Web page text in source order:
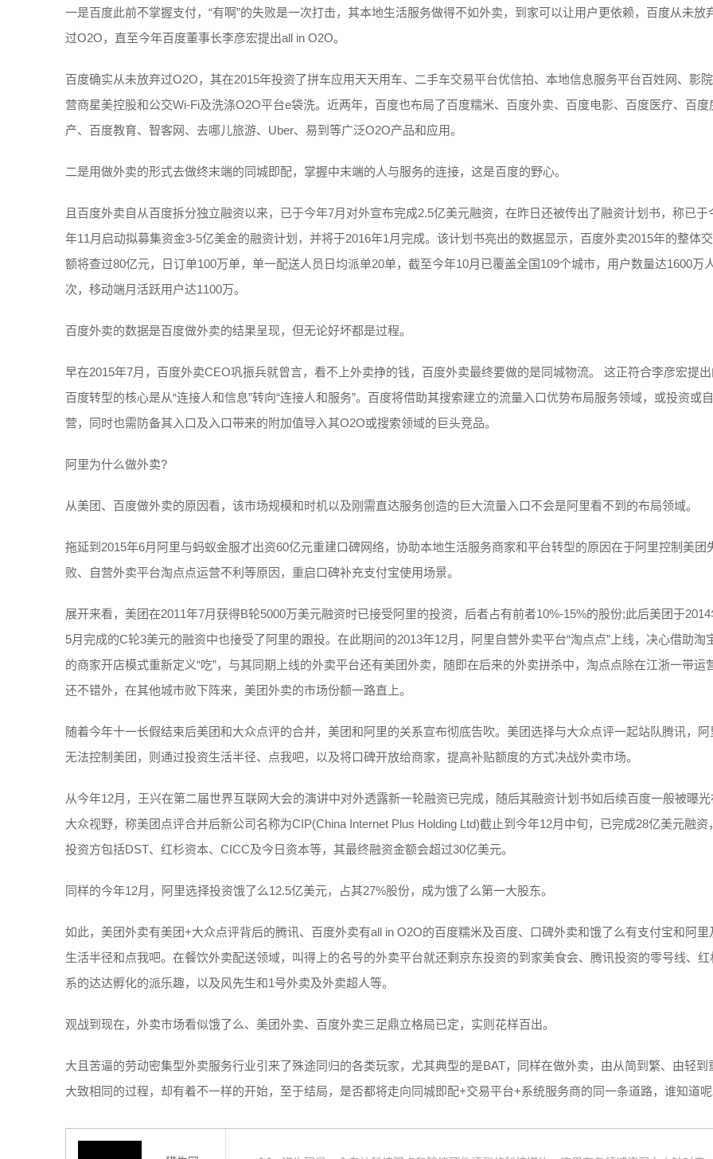
一是百度此前不掌握支付，“有啊”的失败是一次打击，其本地生活服务做得不如外卖，到家可以让用户更依赖，百度从未放
过O2O，直至今年百度董事长李彦宏提出all in O2O。
百度确实从未放弃过O2O，其在2015年投资了拼车应用天天用车、二手车交易平台优信拍、本地信息服务平台百姓网、影
营商星美控股和公交Wi-Fi及洗涤O2O平台e袋洗。近两年，百度也布局了百度糯米、百度外卖、百度电影、百度医疗、百度
产、百度教育、智客网、去哪儿旅游、Uber、易到等广泛O2O产品和应用。
二是用做外卖的形式去做终末端的同城即配，掌握中末端的人与服务的连接，这是百度的野心。
且百度外卖自从百度拆分独立融资以来，已于今年7月对外宣布完成2.5亿美元融资，在昨日还被传出了融资计划书，称已于
年11月启动拟募集资金3-5亿美金的融资计划，并将于2016年1月完成。该计划书亮出的数据显示，百度外卖2015年的整体
额将查过80亿元，日订单100万单，单一配送人员日均派单20单，截至今年10月已覆盖全国109个城市，用户数量达1600万
次，移动端月活跃用户达1100万。
百度外卖的数据是百度做外卖的结果呈现，但无论好坏都是过程。
早在2015年7月，百度外卖CEO巩振兵就曾言，看不上外卖挣的钱，百度外卖最终要做的是同城物流。 这正符合李彦宏提出
百度转型的核心是从“连接人和信息”转向“连接人和服务”。百度将借助其搜索建立的流量入口优势布局服务领域，或投资或自
营，同时也需防备其入口及入口带来的附加值导入其O2O或搜索领域的巨头竞品。
阿里为什么做外卖?
从美团、百度做外卖的原因看，该市场规模和时机以及刚需直达服务创造的巨大流量入口不会是阿里看不到的布局领域。
拖延到2015年6月阿里与蚂蚁金服才出资60亿元重建口碑网络，协助本地生活服务商家和平台转型的原因在于阿里控制美团
败、自营外卖平台淘点点运营不利等原因，重启口碑补充支付宝使用场景。
展开来看，美团在2011年7月获得B轮5000万美元融资时已接受阿里的投资，后者占有前者10%-15%的股份;此后美团于2014
5月完成的C轮3美元的融资中也接受了阿里的跟投。在此期间的2013年12月，阿里自营外卖平台“淘点点”上线，决心借助淘
的商家开店模式重新定义“吃”，与其同期上线的外卖平台还有美团外卖，随即在后来的外卖拼杀中，淘点点除在江浙一带运
还不错外，在其他城市败下阵来，美团外卖的市场份额一路直上。
随着今年十一长假结束后美团和大众点评的合并，美团和阿里的关系宣布彻底告吹。美团选择与大众点评一起站队腾讯，阿
无法控制美团，则通过投资生活半径、点我吧，以及将口碑开放给商家，提高补贴额度的方式决战外卖市场。
从今年12月，王兴在第二届世界互联网大会的演讲中对外透露新一轮融资已完成，随后其融资计划书如后续百度一般被曝光
大众视野，称美团点评合并后新公司名称为CIP(China Internet Plus Holding Ltd)截止到今年12月中旬，已完成28亿美元融资，
投资方包括DST、红杉资本、CICC及今日资本等，其最终融资金额会超过30亿美元。
同样的今年12月，阿里选择投资饿了么12.5亿美元，占其27%股份，成为饿了么第一大股东。
如此，美团外卖有美团+大众点评背后的腾讯、百度外卖有all in O2O的百度糯米及百度、口碑外卖和饿了么有支付宝和阿里
生活半径和点我吧。在餐饮外卖配送领域，叫得上的名号的外卖平台就还剩京东投资的到家美食会、腾讯投资的零号线、红
系的达达孵化的派乐趣，以及风先生和1号外卖及外卖超人等。
观战到现在，外卖市场看似饿了么、美团外卖、百度外卖三足鼎立格局已定，实则花样百出。
大且苦逼的劳动密集型外卖服务行业引来了殊途同归的各类玩家，尤其典型的是BAT，同样在做外卖，由从简到繁、由轻到
大致相同的过程，却有着不一样的开始，至于结局，是否都将走向同城即配+交易平台+系统服务商的同一条道路，谁知道呢